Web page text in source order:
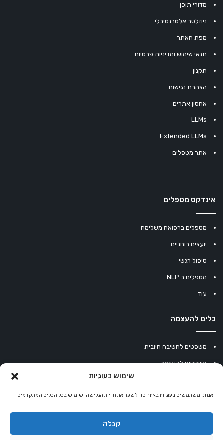
שימוש בעוגיות
אנחנו משתמשים בעוגיות באתר כדי לשפר את חוויית הגלישה ושימוש בכל הכלים המתקדמים
קבלה
מדורי תוכן
ניוזלטר אלטרנטיבלי
מפת האתר
תנאי שימוש ומדיניות פרטיות
תקנון
הצהרת נגישות
אחסון אתרים
LLMs
Extended LLMs
אתר מטפלים
אינדקס מטפלים
מטפלים ברפואה משלימה
יועצים רוחניים
טיפול רגשי
מטפלים ב NLP
עוד
כלים להעצמה
משפטים לחשיבה חיובית
משפטים להעצמה
מחשבון נומרולוגיה
קריסטלים למזלות